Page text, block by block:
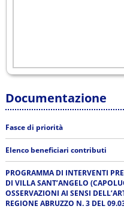
Documentazione
Fasce di priorità
Elenco beneficiari contributi
PROGRAMMA DI INTERVENTI
DI VILLA SANT’ANGELO
OSSERVAZIONI AI SENSI
REGIONE ABRUZZO N. 3 DEL